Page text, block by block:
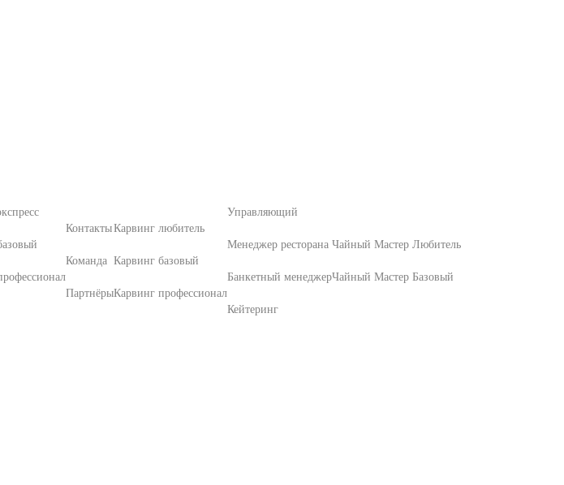
Контакты
Команда
Партнёры
Карвинг любитель
Карвинг базовый
Карвинг профессионал
Управляющий
Менеджер ресторана
Банкетный менеджер
Кейтеринг
Чайный Мастер Любитель
Чайный Мастер Базовый